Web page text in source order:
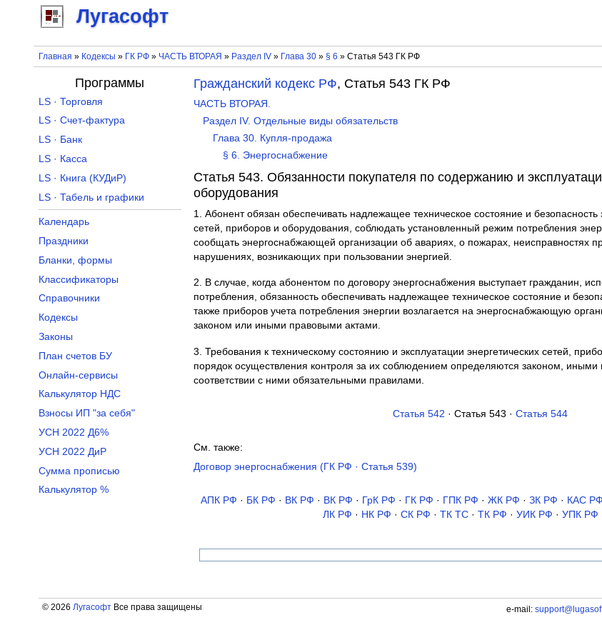
Лугасофт
Главная » Кодексы » ГК РФ» ЧАСТЬ ВТОРАЯ » Раздел IV» Глава 30» § 6 » Статья 543 ГК РФ
Гражданский кодекс РФ, Статья 543 ГК РФ
ЧАСТЬ ВТОРАЯ.
Раздел IV. Отдельные виды обязательств
Глава 30. Купля-продажа
§ 6. Энергоснабжение
Статья 543. Обязанности покупателя по содержанию и
оборудования
1. Абонент обязан обеспечивать надлежащее техническое состояние и безопасность
сетей, приборов и оборудования, соблюдать установленный режим потребления
сообщать энергоснабжающей организации об авариях, о пожарах, неисправностях
нарушениях, возникающих при пользовании энергией.
2. В случае, когда абонентом по договору энергоснабжения выступает гражданин,
потребления, обязанность обеспечивать надлежащее техническое состояние и
также приборов учета потребления энергии возлагается на энергоснабжающую
законом или иными правовыми актами.
3. Требования к техническому состоянию и эксплуатации энергетических сетей,
порядок осуществления контроля за их соблюдением определяются законом,
соответствии с ними обязательными правилами.
Статья 542 · Статья 543 · Статья 544
См. также:
Договор энергоснабжения (ГК РФ · Статья 539)
АПК РФ · БК РФ · ВК РФ · ВК РФ · ГрК РФ · ГК РФ · ГПК РФ · ЖК РФ · ЗК РФ · КАС РФ
ЛК РФ · НК РФ · СК РФ · ТК TC · ТК РФ · УИК РФ · УПК РФ
Программы
LS · Торговля
LS · Счет-фактура
LS · Банк
LS · Касса
LS · Книга (КУДиР)
LS · Табель и графики
Календарь
Праздники
Бланки, формы
Классификаторы
Справочники
Кодексы
Законы
План счетов БУ
Онлайн-сервисы
Калькулятор НДС
Взносы ИП "за себя"
УСН 2022 Д6%
УСН 2022 ДиР
Сумма прописью
Калькулятор %
© 2026 ЛугасофтВсе права защищены e-mail: